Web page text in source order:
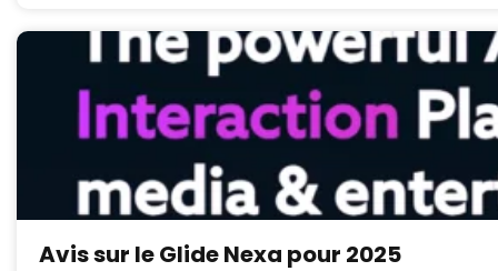
Avis sur le Glide Nexa pour 2025